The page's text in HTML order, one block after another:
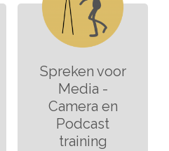
Spreken voor
Media -
Camera en
Podcast
training